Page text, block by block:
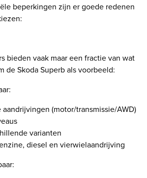
beperkingen zijn er goede redenen
bieden vaak maar een fractie van wat
de Skoda Superb als voorbeeld:
(motor/transmissie/AWD)
varianten
diesel en vierwielaandrijving